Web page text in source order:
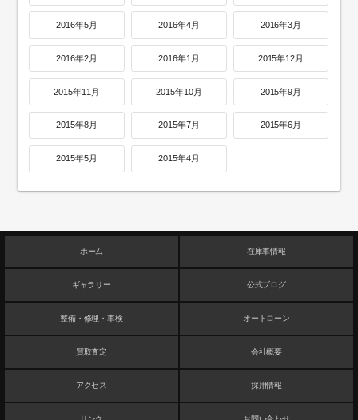
2016年5月 2016年4月 2016年3月
2016年2月 2016年1月 2015年12月
2015年11月 2015年10月 2015年9月
2015年8月 2015年7月 2015年6月
2015年5月 2015年4月
ホーム 在庫車情報
ギャラリー 公式ブログ
整備・修理・車検 オートローン
買取査定 会社概要
アクセス 採用情報